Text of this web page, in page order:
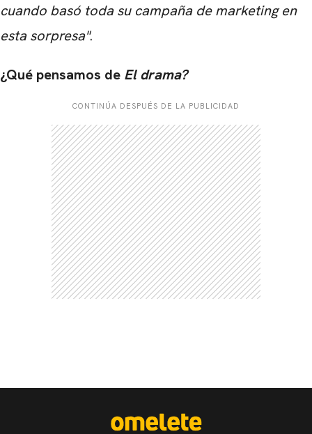
cuando basó toda su campaña de marketing en
esta sorpresa".
¿Qué pensamos de El drama?
CONTINÚA DESPUÉS DE LA PUBLICIDAD